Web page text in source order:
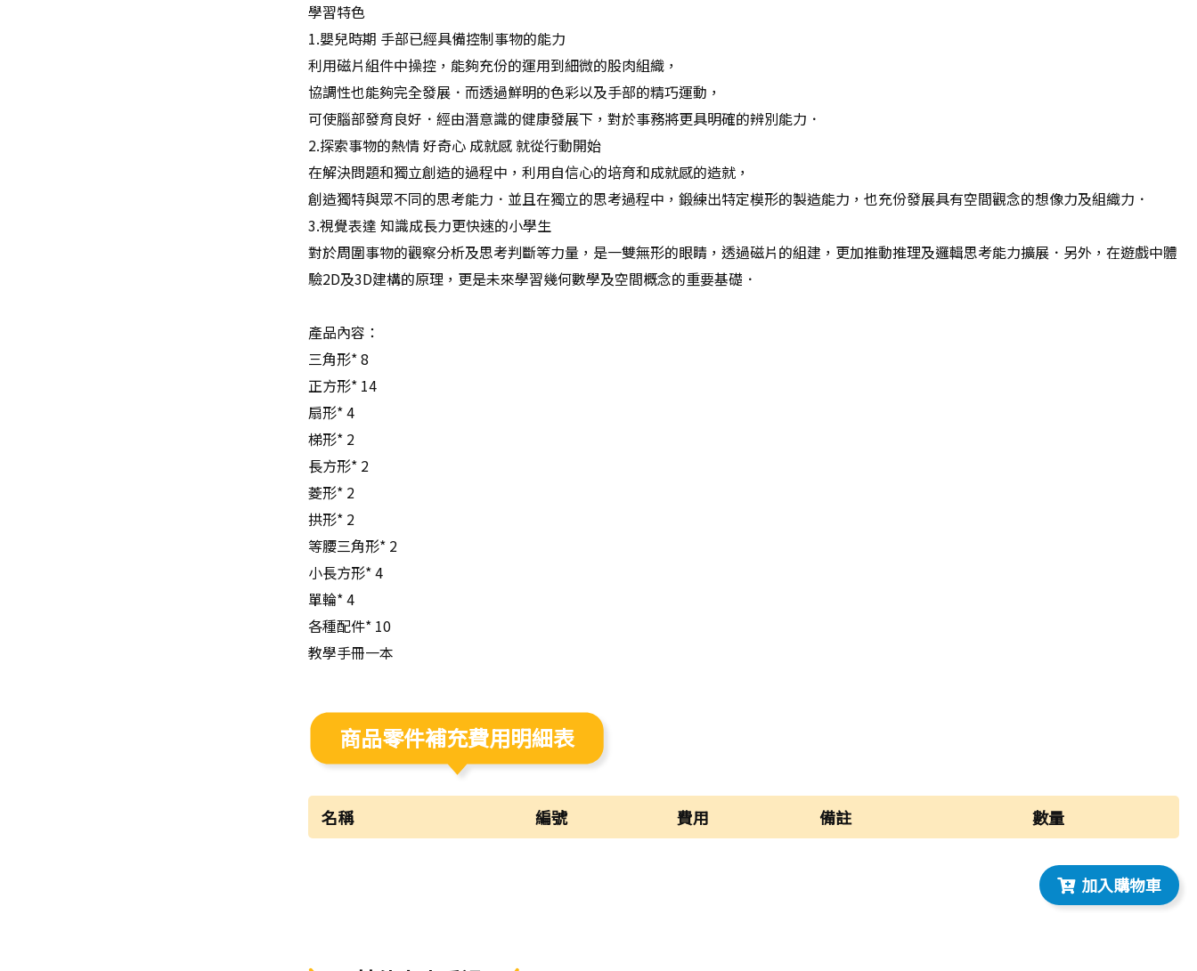
學習特色
1.嬰兒時期 手部已經具備控制事物的能力
利用磁片組件中操控，能夠充份的運用到細微的股肉組織，
協調性也能夠完全發展．而透過鮮明的色彩以及手部的精巧運動，
可使腦部發育良好．經由潛意識的健康發展下，對於事務將更具明確的辨別能力．
2.探索事物的熱情 好奇心 成就感 就從行動開始
在解決問題和獨立創造的過程中，利用自信心的培育和成就感的造就，
創造獨特與眾不同的思考能力．並且在獨立的思考過程中，鍛練出特定模形的製造能力，也充份發展具有空間觀念的想像力及組織力．
3.視覺表達 知識成長力更快速的小學生
對於周圍事物的觀察分析及思考判斷等力量，是一雙無形的眼睛，透過磁片的組建，更加推動推理及邏輯思考能力擴展．另外，在遊戲中體
驗2D及3D建構的原理，更是未來學習幾何數學及空間概念的重要基礎．
產品內容：
三角形* 8
正方形* 14
扇形* 4
梯形* 2
長方形* 2
菱形* 2
拱形* 2
等腰三角形* 2
小長方形* 4
單輪* 4
各種配件* 10
教學手冊一本
商品零件補充費用明細表
名稱 編號 費用 備註 數量
加入購物車